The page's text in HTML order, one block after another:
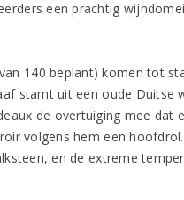
een prachtig
140 beplant) komen tot
stamt uit een oude
de overtuiging mee dat
volgens hem een
en de extreme